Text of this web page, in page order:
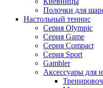
Полочки для
Настольный теннис
Серия Olympic
Серия Game
Серия Compact
Серия Sport
Gambler
Аксессуары для